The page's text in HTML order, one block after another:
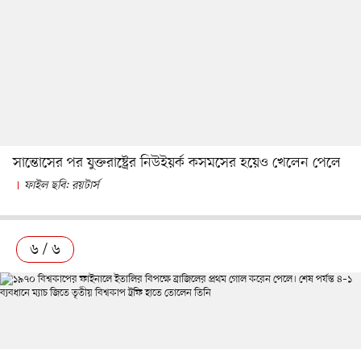
সান্তোসের পর যুক্তরাষ্ট্রের নিউইয়র্ক কসমসের হয়েও খেলেন পেলে
ফাইল ছবি: রয়টার্স
৬ / ৬